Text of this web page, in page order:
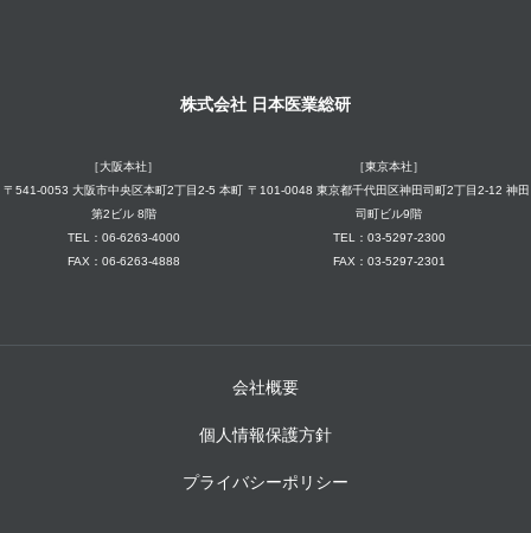
株式会社 日本医業総研
［大阪本社］
〒541-0053 大阪市中央区本町2丁目2-5 本町
第2ビル 8階
TEL：06-6263-4000
FAX：06-6263-4888
［東京本社］
〒101-0048 東京都千代田区神田司町2丁目2-12 神田
司町ビル9階
TEL：03-5297-2300
FAX：03-5297-2301
会社概要
個人情報保護方針
プライバシーポリシー